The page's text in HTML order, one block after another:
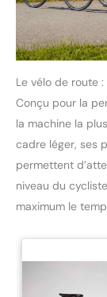
Le vélo de route
Conçu pour la
la machine la
cadre léger, ses
permettent
niveau du
maximum le